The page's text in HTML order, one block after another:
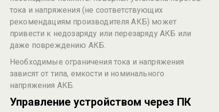
тока и напряжения (не соответствующих
рекомендациям производителя АКБ) может
привести к недозаряду или перезаряду АКБ или
даже повреждению АКБ.
Необходимые ограничения тока и напряжения
зависят от типа, емкости и номинального
напряжения АКБ.
Управление устройством через ПК